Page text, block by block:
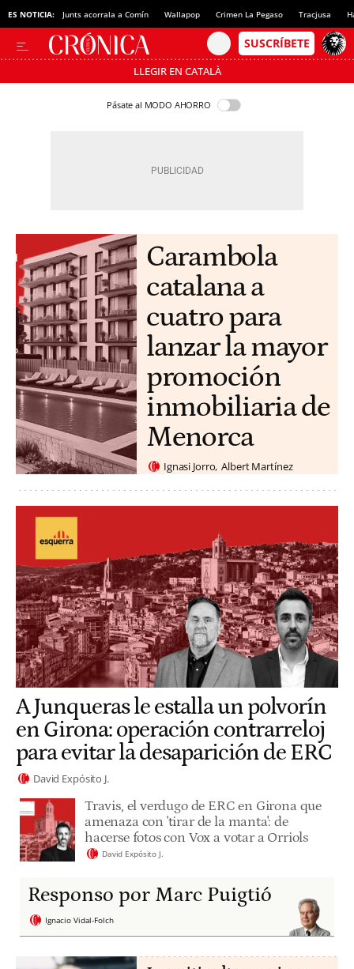
ES NOTICIA: Junts acorrala a Comín Wallapop Crimen La Pegaso Tracjusa
LLEGIR EN CATALÀ
Pásate al MODO AHORRO
Carambola
catalana a
cuatro para
lanzar la mayor
promoción
inmobiliaria de
Menorca
Ignasi Jorro Albert Martínez
A Junqueras le estalla un polvorín
en Girona: operación contrarreloj
para evitar la desaparición de ERC
David Expósito J.
Travis, el verdugo de ERC en Girona que
amenaza con 'tirar de la manta': de
hacerse fotos con Vox a votar a Orriols
David Expósito J.
Responso por Marc Puigtió
Ignacio Vidal-Folch